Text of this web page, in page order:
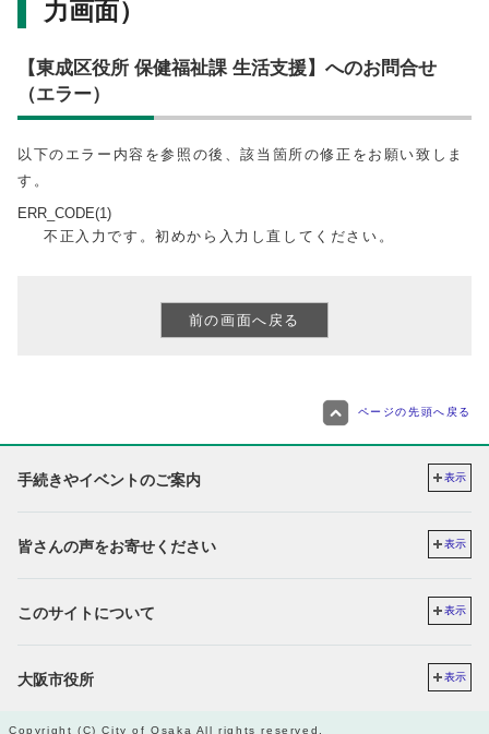
力画面）
【東成区役所 保健福祉課 生活支援】へのお問合せ
（エラー）
以下のエラー内容を参照の後、該当箇所の修正をお願い致しま
す。
ERR_CODE(1)
不正入力です。初めから入力し直してください。
ページの先頭へ戻る
手続きやイベントのご案内 表示
皆さんの声をお寄せください 表示
このサイトについて 表示
大阪市役所 表示
Copyright (C) City of Osaka All rights reserved.